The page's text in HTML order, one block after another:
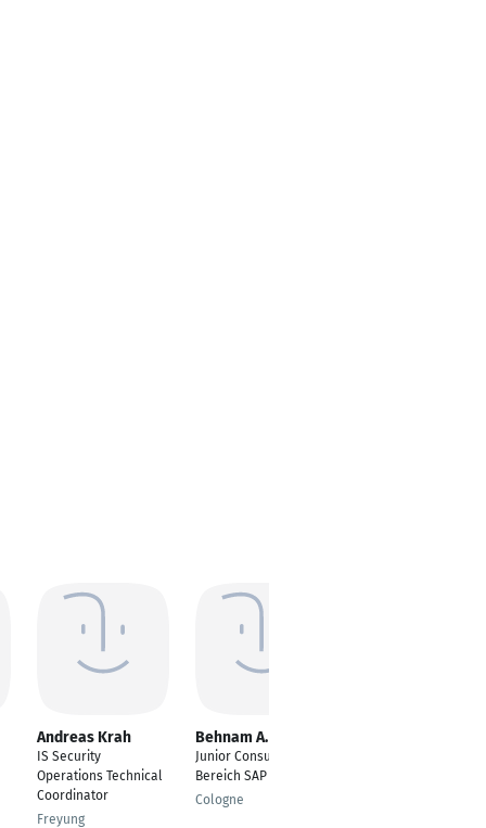
Andreas Krah
IS Security
Operations Technical
Coordinator
Freyung
Behnam A. Fard
Junior Consultant im
Bereich SAP
Cologne